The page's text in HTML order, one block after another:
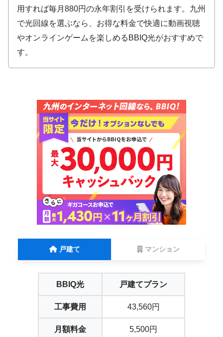
用すれば毎月880円の永年割引を受けられます。九州
で光回線を選ぶなら、お得な料金で快適に動画視聴
やオンラインゲームを楽しめるBBIQ光がおすすめで
す。
戸建て マンション
BBIQ光 戸建てプラン
工事費用 43,560円
月額料金 5,500円